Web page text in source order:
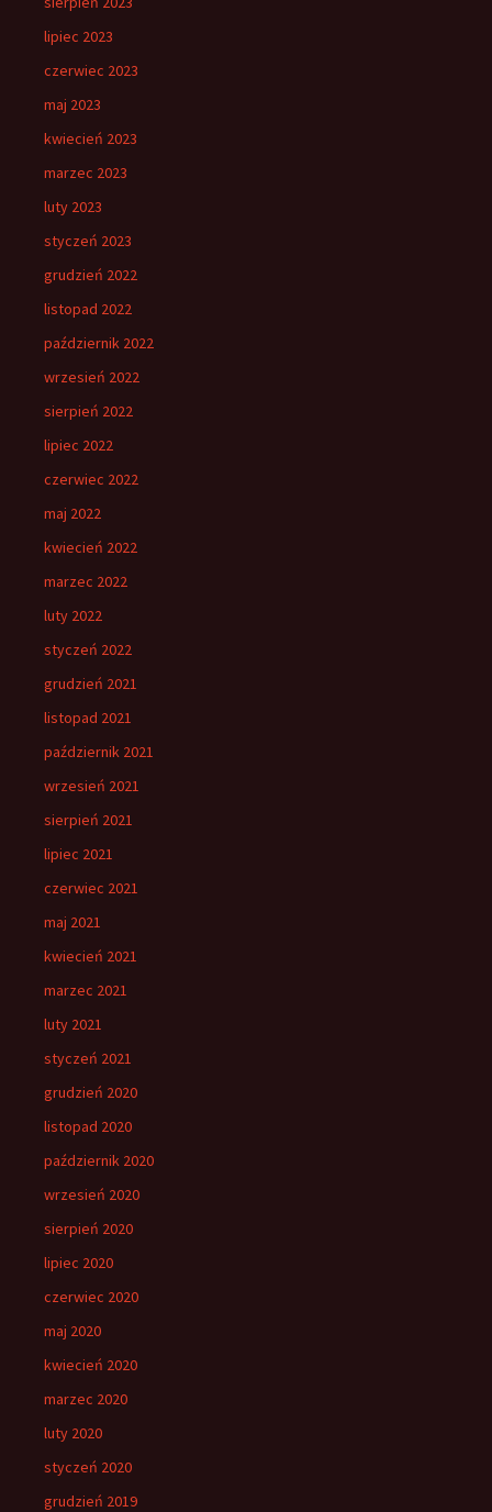
lipiec 2023
czerwiec 2023
maj 2023
kwiecień 2023
marzec 2023
luty 2023
styczeń 2023
grudzień 2022
listopad 2022
październik 2022
wrzesień 2022
sierpień 2022
lipiec 2022
czerwiec 2022
maj 2022
kwiecień 2022
marzec 2022
luty 2022
styczeń 2022
grudzień 2021
listopad 2021
październik 2021
wrzesień 2021
sierpień 2021
lipiec 2021
czerwiec 2021
maj 2021
kwiecień 2021
marzec 2021
luty 2021
styczeń 2021
grudzień 2020
listopad 2020
październik 2020
wrzesień 2020
sierpień 2020
lipiec 2020
czerwiec 2020
maj 2020
kwiecień 2020
marzec 2020
luty 2020
styczeń 2020
grudzień 2019